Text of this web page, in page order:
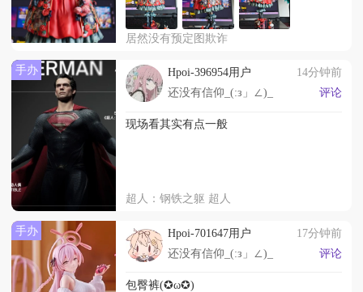
居然没有预定图欺诈
手办 Hpoi-396954用户
14分钟前
还没有信仰_(:з」∠)_
评论
现场看其实有点一般
超人：钢铁之躯 超人
手办 Hpoi-701647用户
17分钟前
还没有信仰_(:з」∠)_
评论
包臀裤(✪ω✪)